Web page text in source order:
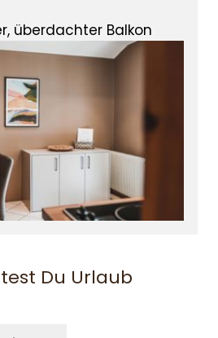
überdachter Balkon
Du Urlaub